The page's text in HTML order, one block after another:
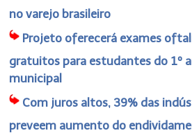
no varejo brasileiro
Projeto oferecerá exames
gratuitos para estudantes do 1º
municipal
Com juros altos, 39% das
preveem aumento do